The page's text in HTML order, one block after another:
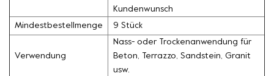
Kundenwunsch
Mindestbestellmenge 9 Stück
Verwendung
Nass- oder Trockenanwendung für
Beton, Terrazzo, Sandstein, Granit
usw.